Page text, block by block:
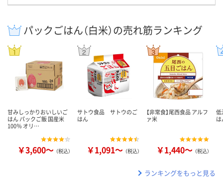
パックごはん（白米）の売れ筋ランキング
甘みしっかりおいしいご
はん パックご飯 国産米
100％ オリ…
￥3,600～ （税込）
サトウ食品 サトウのご
はん
￥1,091～ （税込）
【非常食】尾西食品 アルフ
ァ米
￥1,440～ （税込）
低
ランキングをもっと見る